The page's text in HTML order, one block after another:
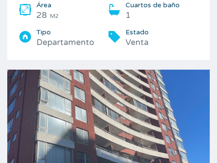
Área
28 M2
Cuartos de baño
1
Tipo
Departamento
Estado
Venta